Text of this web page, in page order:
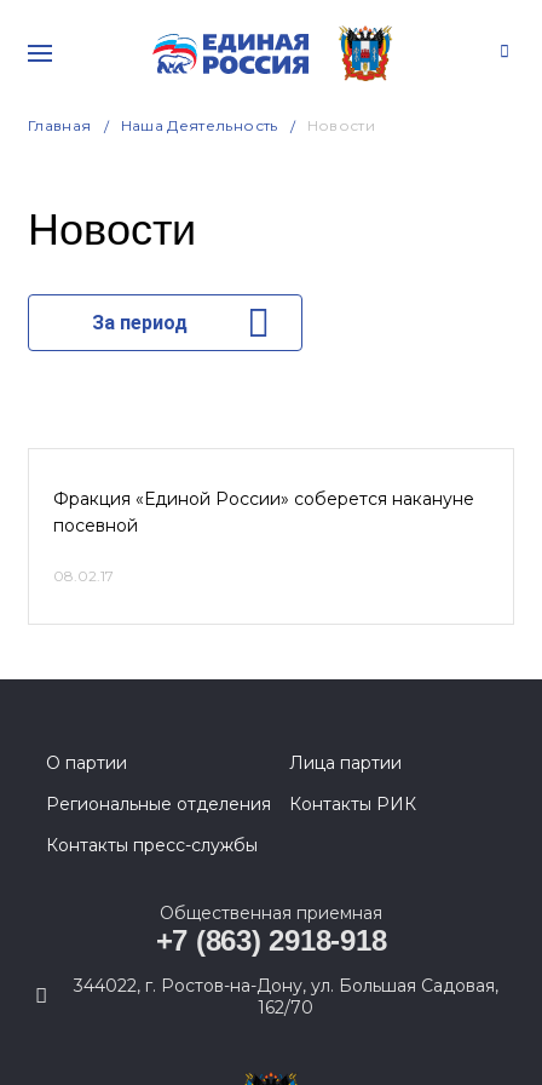
Главная Наша Деятельность Новости
Новости
За период
Фракция «Единой России» соберется накануне
посевной
08.02.17
О партии
Лица партии
Региональные отделения
Контакты РИК
Контакты пресс-службы
Общественная приемная
+7 (863) 2918-918
344022, г. Ростов-на-Дону, ул. Большая Садовая,
162/70